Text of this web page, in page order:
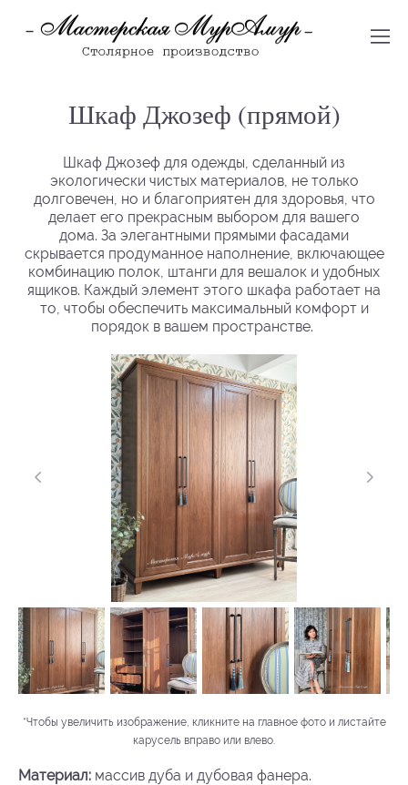
Шкаф Джозеф (прямой)
Шкаф Джозеф для одежды, сделанный из
экологически чистых материалов, не только
долговечен, но и благоприятен для здоровья, что
делает его прекрасным выбором для вашего
дома. За элегантными прямыми фасадами
скрывается продуманное наполнение, включающее
комбинацию полок, штанги для вешалок и удобных
ящиков. Каждый элемент этого шкафа работает на
то, чтобы обеспечить максимальный комфорт и
порядок в вашем пространстве.
*Чтобы увеличить изображение, кликните на главное фото и листайте
карусель вправо или влево.
Материал: массив дуба и дубовая фанера.